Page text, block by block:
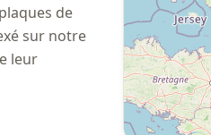
de
sur notre
leur